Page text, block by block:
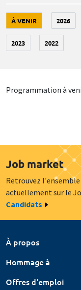
À VENIR 2026
2023 2022
Programmation à
Job market
Retrouvez
actuellement sur le
Candidats
À propos
Hommage à
Offres d'emploi